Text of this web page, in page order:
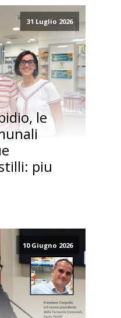
31 Luglio 2026
le
piu
10 Giugno 2026